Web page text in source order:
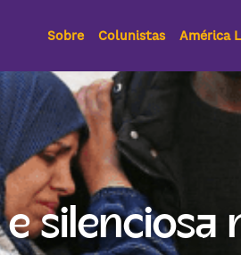
Sobre Colunistas América
silenciosa